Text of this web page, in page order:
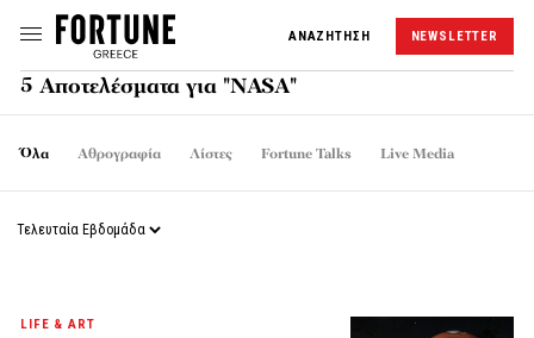
ΑΝΑΖΗΤΗΣΗ NEWSLETTER
5 Αποτελέσματα για "NASA"
Όλα Αθρογραφία Λίστες Fortune Talks Live Media
LIFE & ART